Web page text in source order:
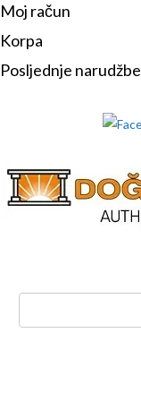
Moj račun
Korpa
Posljednje narudžbe